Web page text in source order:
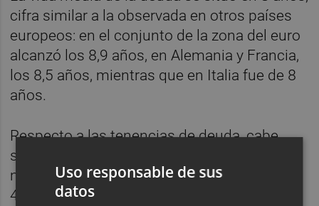
cifra similar a la observada en otros países
europeos: en el conjunto de la zona del euro
alcanzó los 8,9 años, en Alemania y Francia,
los 8,5 años, mientras que en Italia fue de 8
años.
Respecto a las tenencias de deuda, cabe
señalar que en 2024 la participación de los
no residentes subió ligeramente, con un
44,9% del total (aumento de 2,2 puntos
Uso responsable de sus
datos